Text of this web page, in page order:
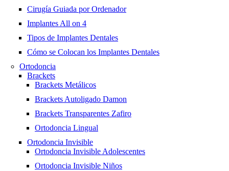
Cirugía Guiada por Ordenador
Implantes All on 4
Tipos de Implantes Dentales
Cómo se Colocan los Implantes Dentales
Ortodoncia
Brackets
Brackets Metálicos
Brackets Autoligado Damon
Brackets Transparentes Zafiro
Ortodoncia Lingual
Ortodoncia Invisible
Ortodoncia Invisible Adolescentes
Ortodoncia Invisible Niños